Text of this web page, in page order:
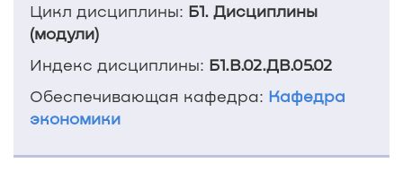
Цикл дисциплины: Б1. Дисциплины
(модули)
Индекс дисциплины: Б1.В.02.ДВ.05.02
Обеспечивающая кафедра: Кафедра
экономики